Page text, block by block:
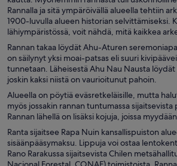
Rannalla ja sitä ympäröivällä alueella tehtiin
1900-luvulla alueen historian selvittämiseksi.
lähiympäristössä, voit nähdä, mitä kaikkea
Rannan takaa löydät Ahu-Aturen
on säilynyt yksi moai-patsas eli suuri
tunnetaan. Läheisestä Ahu Nau Nausta löydät
joskin kaksi niistä on vaurioitunut pahoin.
Alueella on pöytiä eväsretkeläisille, mutta
myös jossakin rannan tuntumassa sijaitsevista
Rannan lähellä on lisäksi kojuja, joissa
Ranta sijaitsee Rapa Nuin kansallispuiston
sisäänpääsymaksu. Lippuja voi ostaa
Rano Rarakussa sijaitsevista Chilen